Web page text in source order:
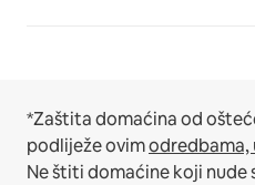
*Zaštita domaćina od
podliježe ovimodredbama,
Ne štiti domaćine koji nude